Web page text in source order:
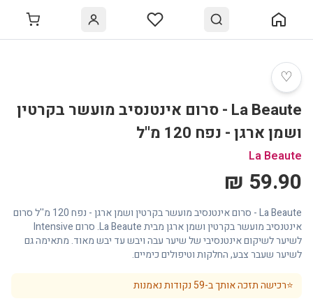
♡
La Beaute - סרום אינטנסיב מועשר בקרטין
ושמן ארגן - נפח 120 מ''ל
La Beaute
59.90 ₪
La Beaute - סרום אינטנסיב מועשר בקרטין ושמן ארגן - נפח 120 מ''ל סרום
אינטנסיב מועשר בקרטין ושמן ארגן מבית La Beaute. סרום Intensive
לשיער לשיקום אינטנסיבי של שיער עבה ויבש עד יבש מאוד. מתאימה גם
לשיער שעבר צבע, החלקות וטיפולים כימיים.
⭐רכישה תזכה אותך ב-59 נקודות נאמנות